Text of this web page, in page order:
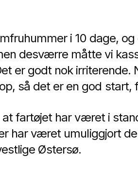
i 10 dage,
desværre måtte vi
er godt nok irriterende.
så det er en god
fartøjet har været i
har været umuliggjort
Østersø.